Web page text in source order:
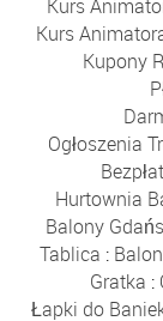
Kurs
Kurs
Kupony
Ogłoszenia
Hurtownia
Balony
Tablica :
Gratka :
Łapki do